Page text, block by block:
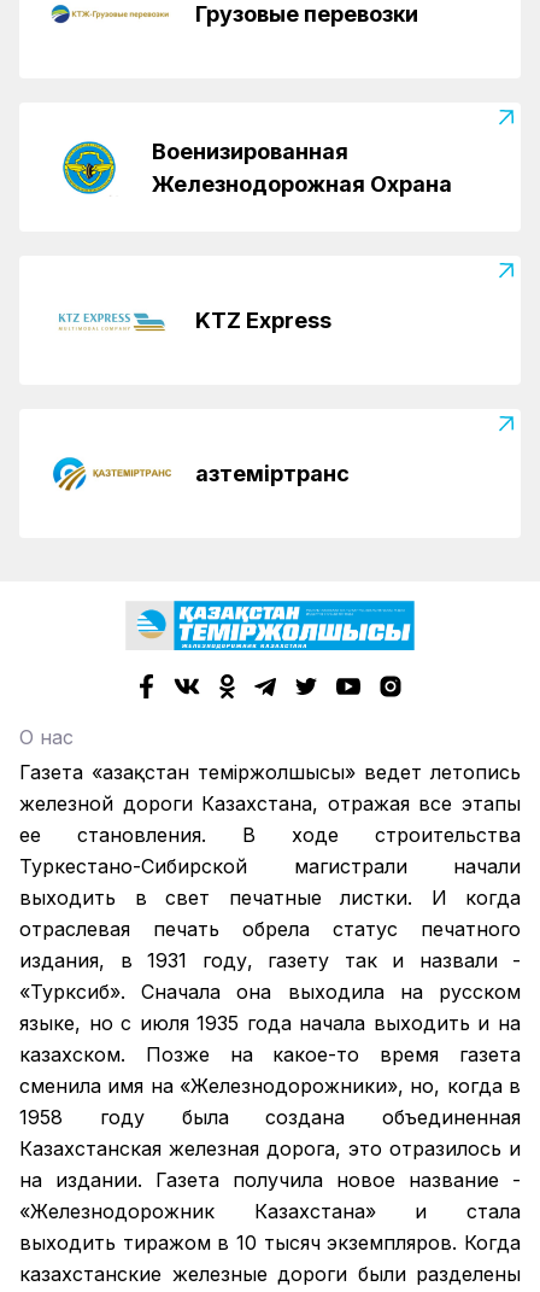
Грузовые перевозки
Военизированная
Железнодорожная Охрана
KTZ Express
Қазтеміртранс
О нас
Газета «Қазақстан теміржолшысы» ведет летопись
железной дороги Казахстана, отражая все этапы
ее становления. В ходе строительства
Туркестано-Сибирской магистрали начали
выходить в свет печатные листки. И когда
отраслевая печать обрела статус печатного
издания, в 1931 году, газету так и назвали -
«Турксиб». Сначала она выходила на русском
языке, но с июля 1935 года начала выходить и на
казахском. Позже на какое-то время газета
сменила имя на «Железнодорожники», но, когда в
1958 году была создана объединенная
Казахстанская железная дорога, это отразилось и
на издании. Газета получила новое название -
«Железнодорожник Казахстана» и стала
выходить тиражом в 10 тысяч экземпляров. Когда
казахстанские железные дороги были разделены